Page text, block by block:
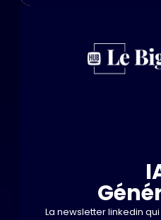
La newsletter linkedin